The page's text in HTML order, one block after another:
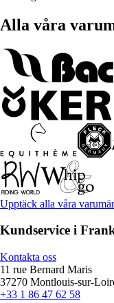
Alla våra
Upptäck alla våra
Kundservice i
Kontakta oss
11 rue Bernard Maris
37270 Montlouis-sur-
+33 1 86 47 62 58